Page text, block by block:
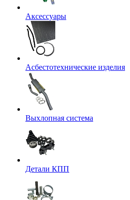
Аксессуары
Асбестотехнические изделия
Выхлопная система
Детали КПП